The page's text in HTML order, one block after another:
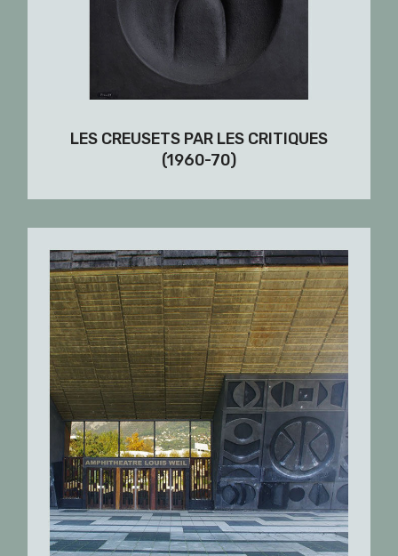
LES CREUSETS PAR LES CRITIQUES
(1960-70)